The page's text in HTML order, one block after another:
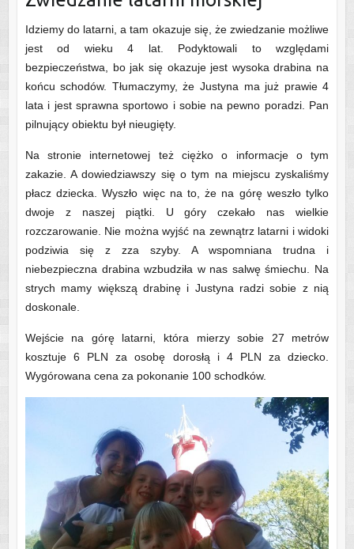
Idziemy do latarni, a tam okazuje się, że zwiedzanie możliwe
jest od wieku 4 lat. Podyktowali to względami
bezpieczeństwa, bo jak się okazuje jest wysoka drabina na
końcu schodów. Tłumaczymy, że Justyna ma już prawie 4
lata i jest sprawna sportowo i sobie na pewno poradzi. Pan
pilnujący obiektu był nieugięty.
Na stronie internetowej też ciężko o informacje o tym
zakazie. A dowiedziawszy się o tym na miejscu zyskaliśmy
płacz dziecka. Wyszło więc na to, że na górę weszło tylko
dwoje z naszej piątki. U góry czekało nas wielkie
rozczarowanie. Nie można wyjść na zewnątrz latarni i widoki
podziwia się z zza szyby. A wspomniana trudna i
niebezpieczna drabina wzbudziła w nas salwę śmiechu. Na
strych mamy większą drabinę i Justyna radzi sobie z nią
doskonale.
Wejście na górę latarni, która mierzy sobie 27 metrów
kosztuje 6 PLN za osobę dorosłą i 4 PLN za dziecko.
Wygórowana cena za pokonanie 100 schodków.